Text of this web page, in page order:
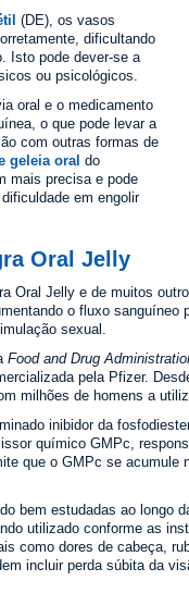
(DE), os vasos
dificultando
Isto pode dever-se a
ou psicológicos.
oral e o medicamento
o que pode levar a
com outras formas de
geleia oral do
mais precisa e pode
em engolir
Oral Jelly
Oral Jelly e de muitos
o fluxo sanguíneo
sexual.
Food and Drug
pela Pfizer.
milhões de homens a
inibidor da
químico GMPc,
que o GMPc se
bem estudadas ao longo
utilizado conforme as
como dores de cabeça,
incluir perda súbita da